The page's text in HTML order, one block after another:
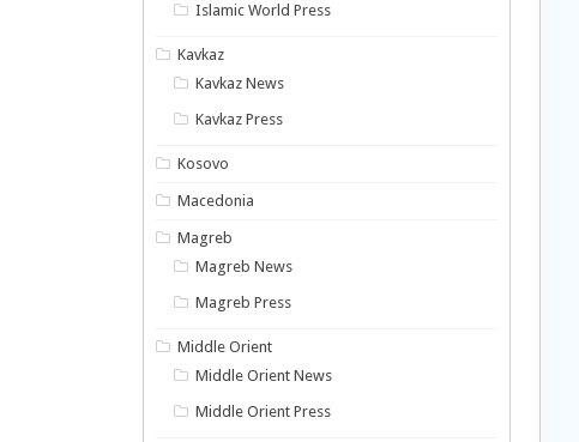
Islamic World Press
Kavkaz
Kavkaz News
Kavkaz Press
Kosovo
Macedonia
Magreb
Magreb News
Magreb Press
Middle Orient
Middle Orient News
Middle Orient Press